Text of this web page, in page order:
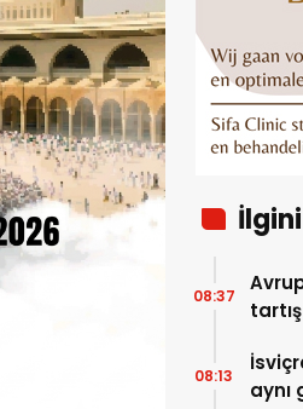
08:37
aynı
08:13